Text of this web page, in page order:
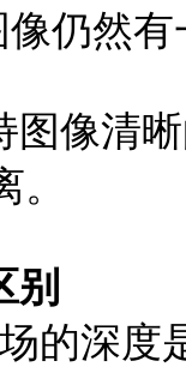
仍然
图像清
别
的深度